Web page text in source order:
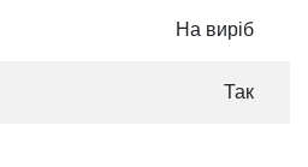
На виріб
Так